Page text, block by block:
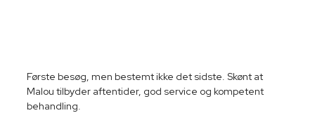
Første besøg, men bestemt ikke det sidste. Skønt at
Malou tilbyder aftentider, god service og kompetent
behandling.